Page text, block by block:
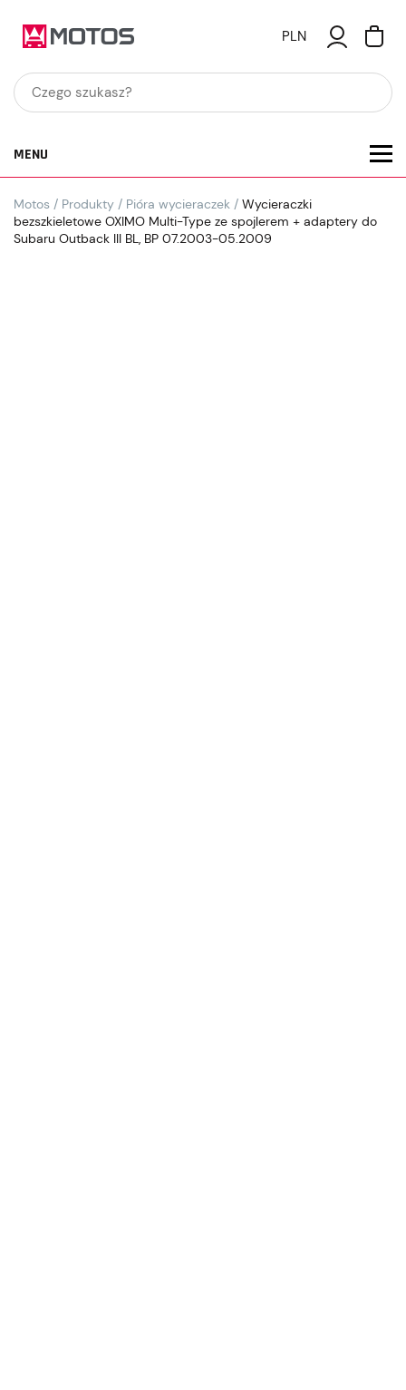
PLN
MENU
Motos / Produkty / Pióra wycieraczek / Wycieraczki
bezszkieletowe OXIMO Multi-Type ze spojlerem + adaptery do
Subaru Outback III BL, BP 07.2003-05.2009